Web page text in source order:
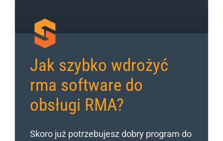
Jak szybko wdrożyć
rma software do
obsługi RMA?
Skoro już potrzebujesz dobry program do